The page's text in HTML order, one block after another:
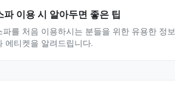
파 이용 시 알아두면 좋은 팁
파를 처음 이용하시는 분들을 위한 유용한 정보
에티켓을 알려드립니다.